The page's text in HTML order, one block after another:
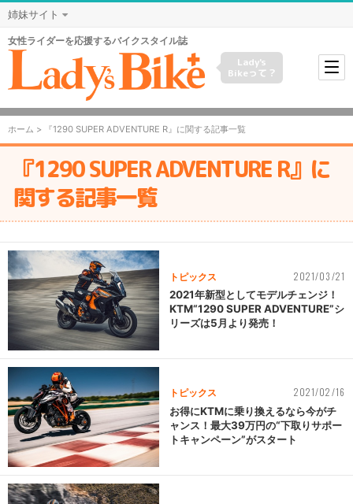
姉妹サイト
女性ライダーを応援するバイクスタイル誌
Lady's
Bikeって？
ホーム > 『1290 SUPER ADVENTURE R』に関する記事一覧
『1290 SUPER ADVENTURE R』に
関する記事一覧
トピックス 2021/03/21
2021年新型としてモデルチェンジ！
KTM“1290 SUPER ADVENTURE”シ
リーズは5月より発売！
トピックス 2021/02/16
お得にKTMに乗り換えるなら今がチ
ャンス！最大39万円の“下取りサポー
トキャンペーン”がスタート